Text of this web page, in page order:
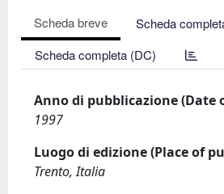
Scheda breve
Scheda
Scheda completa (DC)
Anno di pubblicazione (Date
1997
Luogo di edizione (Place of
Trento, Italia